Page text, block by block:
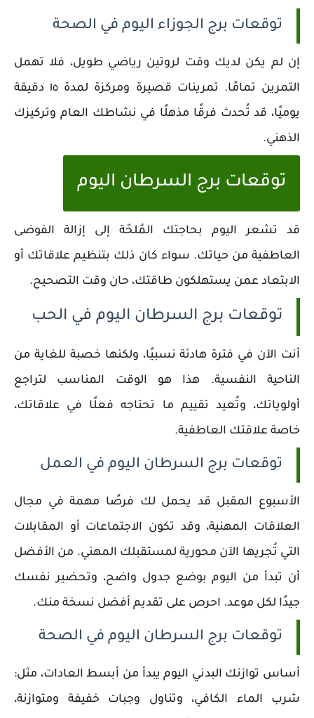
توقعات برج الجوزاء اليوم في الصحة
إن لم يكن لديك وقت لروتين رياضي طويل، فلا تهمل
التمرين تمامًا. تمرينات قصيرة ومركزة لمدة ١٥ دقيقة
يوميًا، قد تُحدث فرقًا مذهلًا في نشاطك العام وتركيزك
الذهني.
توقعات برج السرطان اليوم
قد تشعر اليوم بحاجتك المُلحّة إلى إزالة الفوضى
العاطفية من حياتك. سواء كان ذلك بتنظيم علاقاتك أو
الابتعاد عمن يستهلكون طاقتك، حان وقت التصحيح.
توقعات برج السرطان اليوم في الحب
أنت الآن في فترة هادئة نسبيًا، ولكنها خصبة للغاية من
الناحية النفسية. هذا هو الوقت المناسب لتراجع
أولوياتك، وتُعيد تقييم ما تحتاجه فعلًا في علاقاتك،
خاصة علاقتك العاطفية.
توقعات برج السرطان اليوم في العمل
الأسبوع المقبل قد يحمل لك فرصًا مهمة في مجال
العلاقات المهنية، وقد تكون الاجتماعات أو المقابلات
التي تُجريها الآن محورية لمستقبلك المهني. من الأفضل
أن تبدأ من اليوم بوضع جدول واضح، وتحضير نفسك
جيدًا لكل موعد. احرص على تقديم أفضل نسخة منك.
توقعات برج السرطان اليوم في الصحة
أساس توازنك البدني اليوم يبدأ من أبسط العادات، مثل:
شرب الماء الكافي، وتناول وجبات خفيفة ومتوازنة،